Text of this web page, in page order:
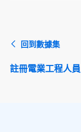
回到數據集
註冊電業工程人員